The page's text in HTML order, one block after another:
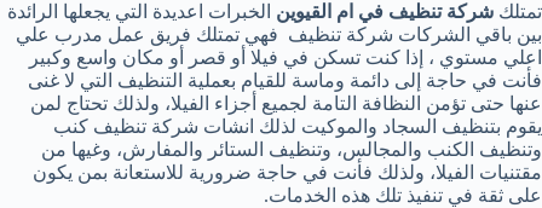
تمتلك شركة تنظيف في ام القيوين الخبرات اعديدة التي يجعلها الرائدة
بين باقي الشركات شركة تنظيف فهي تمتلك فريق عمل مدرب علي
اعلي مستوي ، إذا كنت تسكن في فيلا أو قصر أو مكان واسع وكبير
فأنت في حاجة إلى دائمة وماسة للقيام بعملية التنظيف التي لا غنى
عنها حتى تؤمن النظافة التامة لجميع أجزاء الفيلا، ولذلك تحتاج لمن
يقوم بتنظيف السجاد والموكيت لذلك انشات شركة تنظيف كنب
وتنظيف الكنب والمجالس، وتنظيف الستائر والمفارش، وغيها من
مقتنيات الفيلا، ولذلك فأنت في حاجة ضرورية للاستعانة بمن يكون
على ثقة في تنفيذ تلك هذه الخدمات.